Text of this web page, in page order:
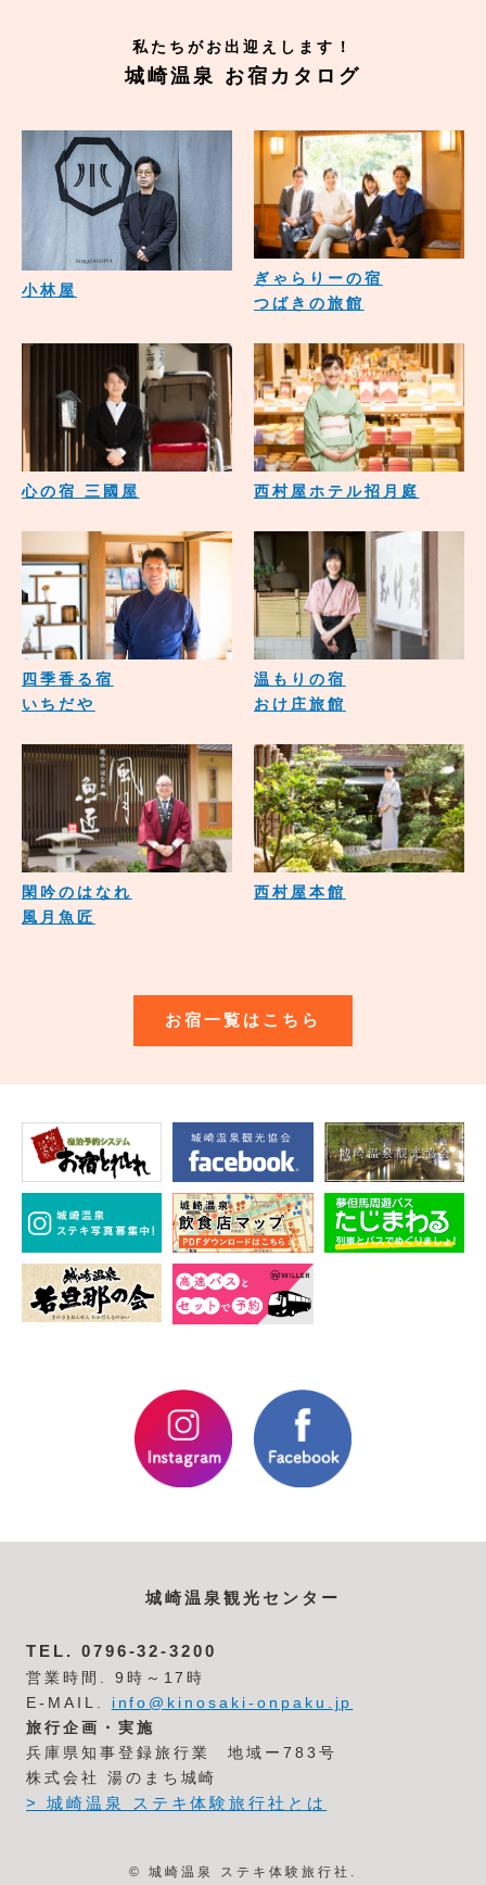
私たちがお出迎えします！
城崎温泉 お宿カタログ
小林屋
ぎゃらりーの宿
つばきの旅館
心の宿 三國屋 西村屋ホテル招月庭
四季香る宿
いちだや
温もりの宿
おけ庄旅館
閑吟のはなれ
風月魚匠
西村屋本館
お宿一覧はこちら
城崎温泉観光センター
TEL. 0796-32-3200
営業時間. 9時～17時
E-MAIL. info@kinosaki-onpaku.jp
旅行企画・実施
兵庫県知事登録旅行業 地域ー783号
株式会社 湯のまち城崎
> 城崎温泉 ステキ体験旅行社とは
© 城崎温泉 ステキ体験旅行社.